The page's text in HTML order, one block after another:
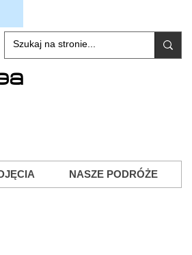
NASZE PODRÓŻE